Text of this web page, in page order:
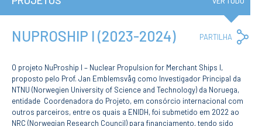
Privacidade e
RGPD
Qualidade
Identidade de
Marca
Protocolos
Recrutamento
NUPROSHIP I (2023-2024) PARTILHA
O projeto NuProship I – Nuclear Propulsion for Merchant Ships I,
proposto pelo Prof. Jan Emblemsvåg como Investigador Principal da
NTNU (Norwegien University of Science and Technology) da Noruega,
entidade Coordenadora do Projeto, em consórcio internacional com
outros parceiros, entre os quais a ENIDH, foi submetido em 2022 ao
NRC (Norwegian Research Council) para financiamento, tendo sido